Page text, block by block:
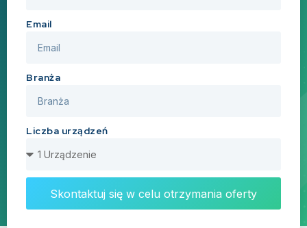
Email
Branża
Liczba urządzeń
Skontaktuj się w celu otrzymania oferty